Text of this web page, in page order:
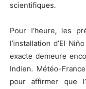
scientifiques.
Pour l’heure, les
l’installation d’El
exacte demeure
Indien. Météo-
pour affirmer que